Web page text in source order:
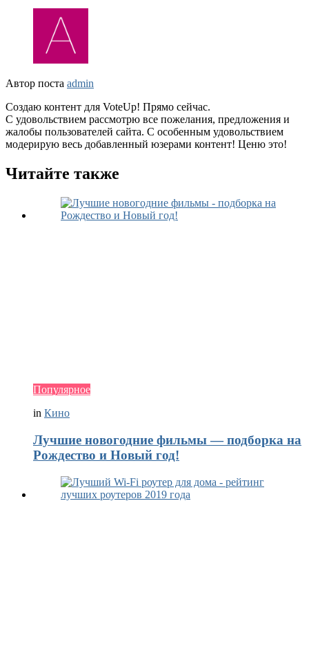
Автор поста admin
Создаю контент для VoteUp! Прямо сейчас.
С удовольствием рассмотрю все пожелания, предложения и
жалобы пользователей сайта. С особенным удовольствием
модерирую весь добавленный юзерами контент! Ценю это!
Читайте также
Популярное
in Кино
Лучшие новогодние фильмы — подборка на
Рождество и Новый год!